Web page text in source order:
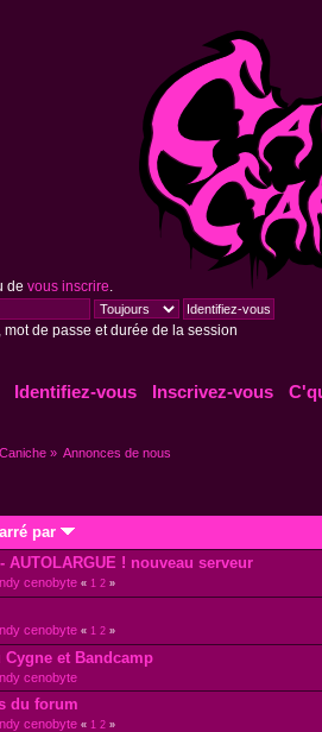
de vous inscrire
de passe et durée de la session
Identifiez-vous Inscrivez-vous
» Annonces de nous
par
AUTOLARGUE ! nouveau serveur
cenobyte « 1 2»
cenobyte « 1 2»
Cygne et Bandcamp
cenobyte
du forum
cenobyte « 1 2»